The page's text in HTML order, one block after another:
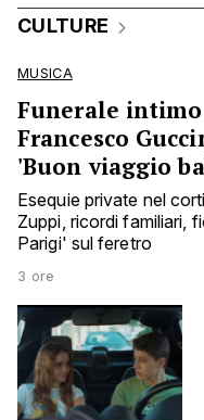
CULTURE
MUSICA
Funerale intimo
Francesco
'Buon viaggio
Esequie private nel
Zuppi, ricordi familiari,
Parigi' sul feretro
3 ore